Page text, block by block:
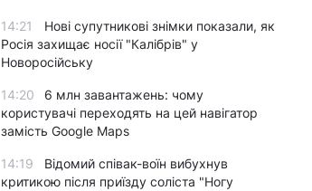
14:21
Нові супутникові знімки показали, як
Росія захищає носії "Калібрів" у
Новоросійську
14:20
6 млн завантажень: чому
користувачі переходять на цей навігатор
замість Google Maps
14:19
Відомий співак-воїн вибухнув
критикою після приїзду соліста "Ногу